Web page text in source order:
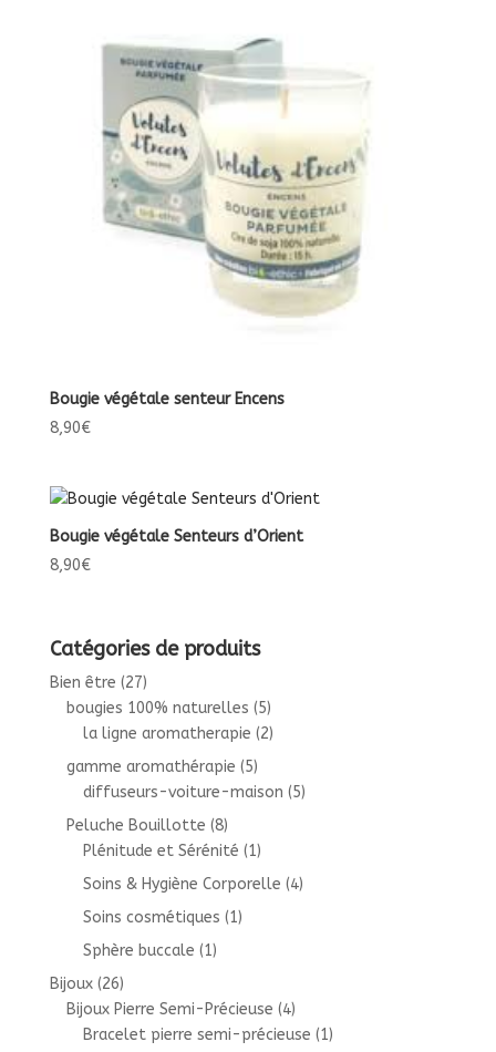
Bougie végétale senteur Encens
8,90€
Bougie végétale Senteurs d’Orient
8,90€
Catégories de produits
Bien être (27)
bougies 100% naturelles (5)
la ligne aromatherapie (2)
gamme aromathérapie (5)
diffuseurs-voiture-maison (5)
Peluche Bouillotte (8)
Plénitude et Sérénité (1)
Soins & Hygiène Corporelle (4)
Soins cosmétiques (1)
Sphère buccale (1)
Bijoux (26)
Bijoux Pierre Semi-Précieuse (4)
Bracelet pierre semi-précieuse (1)